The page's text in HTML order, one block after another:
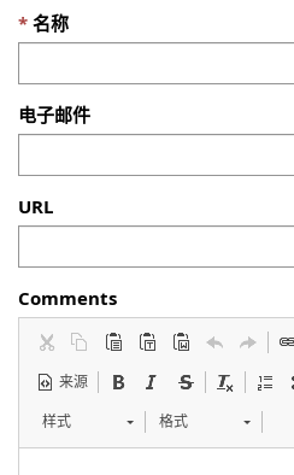
名称
电子邮件
URL
Comments